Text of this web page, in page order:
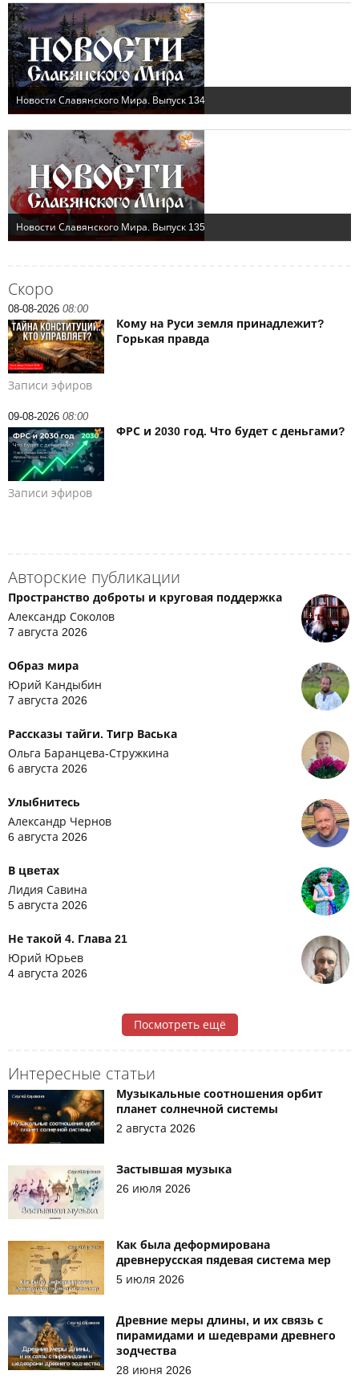
Скоро
08-08-2026 08:00
Кому на Руси земля принадлежит?
Горькая правда
Записи эфиров
09-08-2026 08:00
ФРС и 2030 год. Что будет с деньгами?
Записи эфиров
Авторские публикации
Пространство доброты и круговая поддержка
Александр Соколов
7 августа 2026
Образ мира
Юрий Кандыбин
7 августа 2026
Рассказы тайги. Тигр Васька
Ольга Баранцева-Стружкина
6 августа 2026
Улыбнитесь
Александр Чернов
6 августа 2026
В цветах
Лидия Савина
5 августа 2026
Не такой 4. Глава 21
Юрий Юрьев
4 августа 2026
Посмотреть ещё
Интересные статьи
Музыкальные соотношения орбит
планет солнечной системы
2 августа 2026
Застывшая музыка
26 июля 2026
Как была деформирована
древнерусская пядевая система мер
5 июля 2026
Древние меры длины, и их связь с
пирамидами и шедеврами древнего
зодчества
28 июня 2026